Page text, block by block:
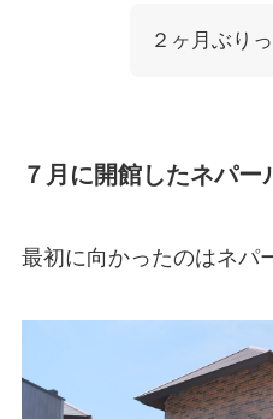
２ヶ月ぶり
７月に開館したネパー
最初に向かったのはネパ